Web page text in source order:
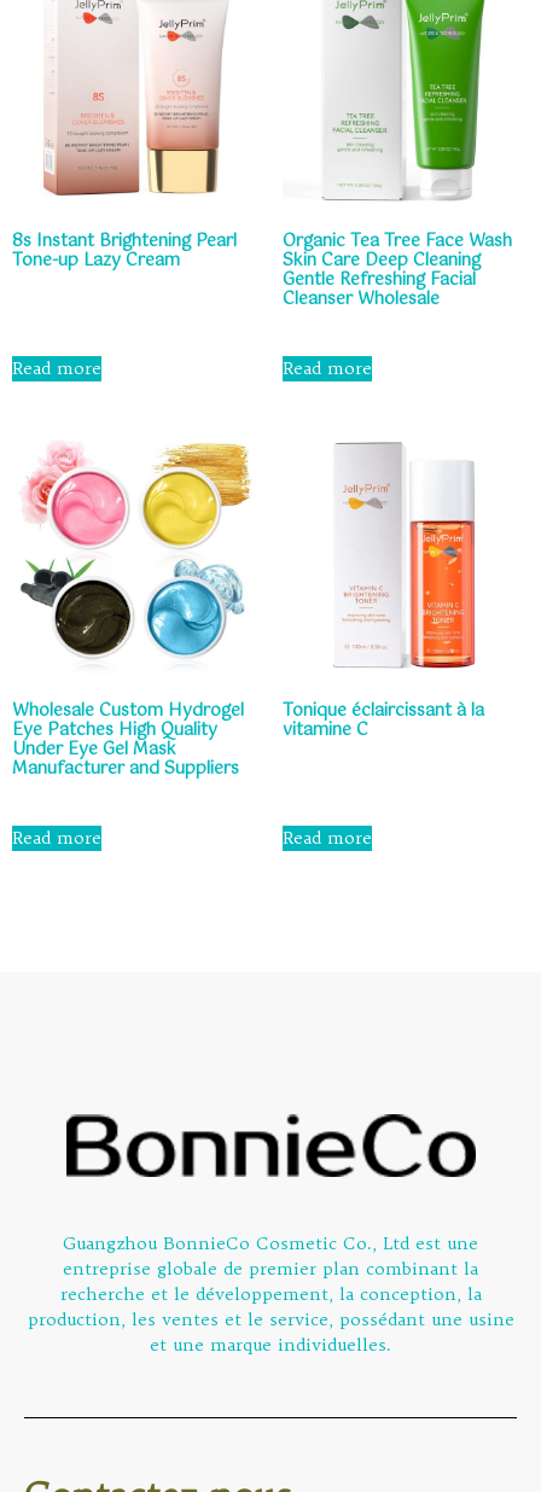
8s Instant Brightening Pearl
Tone-up Lazy Cream
5
Read more
Organic Tea Tree Face Wash
Skin Care Deep Cleaning
Gentle Refreshing Facial
Cleanser Wholesale
0
out
Read more
Wholesale Custom Hydrogel
Eye Patches High Quality
Under Eye Gel Mask
Manufacturer and Suppliers
0
out
Read more
Tonique éclaircissant à la
vitamine C
5
Read more
Guangzhou BonnieCo Cosmetic Co., Ltd est une
entreprise globale de premier plan combinant la
recherche et le développement, la conception, la
production, les ventes et le service, possédant une usine
et une marque individuelles.